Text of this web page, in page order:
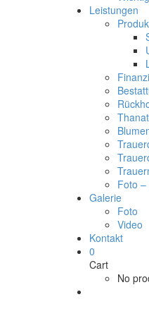
Leistungen
Foto –
Galerie
Foto
Video
Kontakt
0
Cart
No